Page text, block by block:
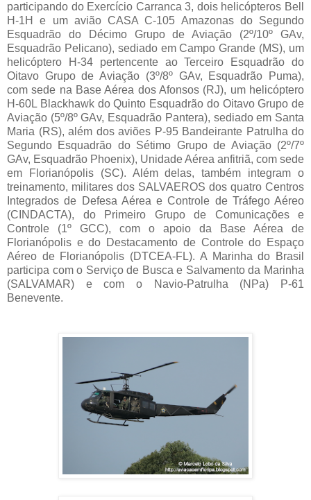
participando do Exercício Carranca 3, dois helicópteros Bell
H-1H e um avião CASA C-105 Amazonas do Segundo
Esquadrão do Décimo Grupo de Aviação (2º/10º GAv,
Esquadrão Pelicano), sediado em Campo Grande (MS), um
helicóptero H-34 pertencente ao Terceiro Esquadrão do
Oitavo Grupo de Aviação (3º/8º GAv, Esquadrão Puma),
com sede na Base Aérea dos Afonsos (RJ), um helicóptero
H-60L Blackhawk do Quinto Esquadrão do Oitavo Grupo de
Aviação (5º/8º GAv, Esquadrão Pantera), sediado em Santa
Maria (RS), além dos aviões P-95 Bandeirante Patrulha do
Segundo Esquadrão do Sétimo Grupo de Aviação (2º/7º
GAv, Esquadrão Phoenix), Unidade Aérea anfitriã, com sede
em Florianópolis (SC). Além delas, também integram o
treinamento, militares dos SALVAEROS dos quatro Centros
Integrados de Defesa Aérea e Controle de Tráfego Aéreo
(CINDACTA), do Primeiro Grupo de Comunicações e
Controle (1º GCC), com o apoio da Base Aérea de
Florianópolis e do Destacamento de Controle do Espaço
Aéreo de Florianópolis (DTCEA-FL). A Marinha do Brasil
participa com o Serviço de Busca e Salvamento da Marinha
(SALVAMAR) e com o Navio-Patrulha (NPa) P-61
Benevente.